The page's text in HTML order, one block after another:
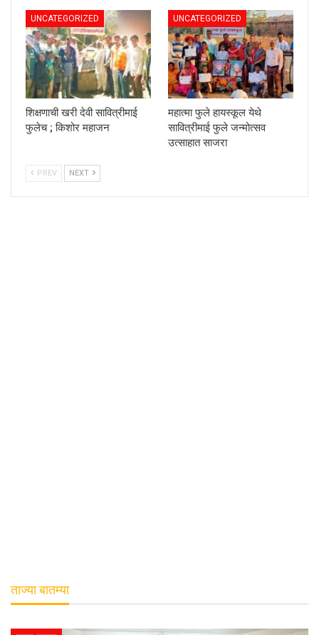
UNCATEGORIZED
शिक्षणाची खरी देवी सावित्रीमाई
फुलेच ; किशोर महाजन
UNCATEGORIZED
महात्मा फुले हायस्कूल येथे
सावित्रीमाई फुले जन्मोत्सव
उत्साहात साजरा
PREV NEXT
ताज्या बातम्या